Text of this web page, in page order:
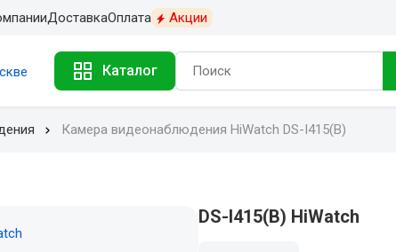
ДоставкаОплата Акции
Каталог
Камера видеонаблюдения HiWatch DS-I415(B)
DS-I415(B) HiWatch